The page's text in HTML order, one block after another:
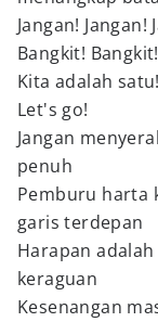
Jangan!
Bangkit!
Kita adalah
Let's go!
Jangan
penuh
Pemburu harta
garis terdepan
Harapan
keraguan
Kesenangan